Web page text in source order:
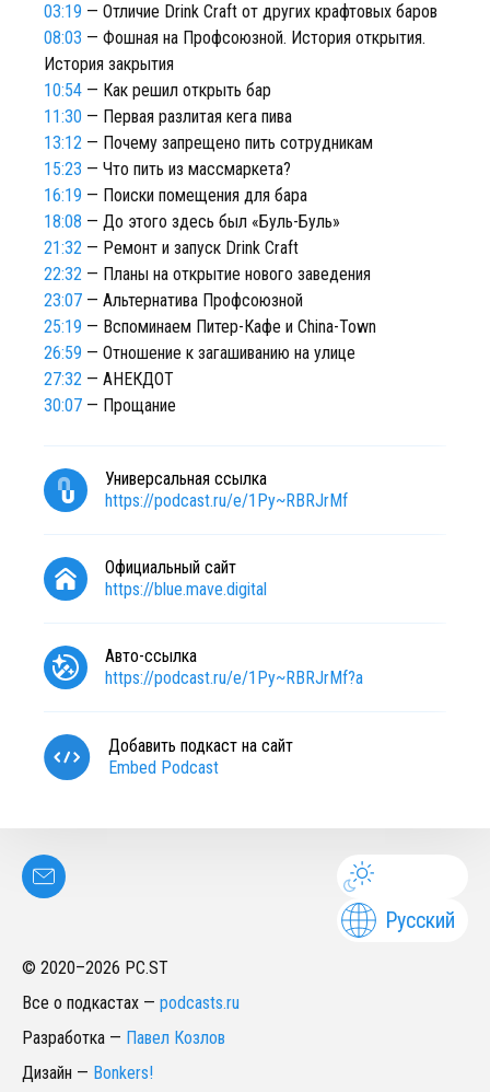
03:19 — Отличие Drink Craft от других крафтовых баров
08:03 — Фошная на Профсоюзной. История открытия.
История закрытия
10:54 — Как решил открыть бар
11:30 — Первая разлитая кега пива
13:12 — Почему запрещено пить сотрудникам
15:23 — Что пить из массмаркета?
16:19 — Поиски помещения для бара
18:08 — До этого здесь был «Буль-Буль»
21:32 — Ремонт и запуск Drink Craft
22:32 — Планы на открытие нового заведения
23:07 — Альтернатива Профсоюзной
25:19 — Вспоминаем Питер-Кафе и China-Town
26:59 — Отношение к загашиванию на улице
27:32 — АНЕКДОТ
30:07 — Прощание
Универсальная ссылка
https://podcast.ru/e/1Py~RBRJrMf
Официальный сайт
https://blue.mave.digital
Авто-ссылка
https://podcast.ru/e/1Py~RBRJrMf?a
Добавить подкаст на сайт
Embed Podcast
Русский
© 2020–2026 PC.ST
Все о подкастах — podcasts.ru
Разработка — Павел Козлов
Дизайн — Bonkers!